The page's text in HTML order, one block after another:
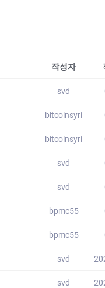
작성자
svd
bitcoinsyri
bitcoinsyri
svd
svd
bpmc55
bpmc55
svd
svd